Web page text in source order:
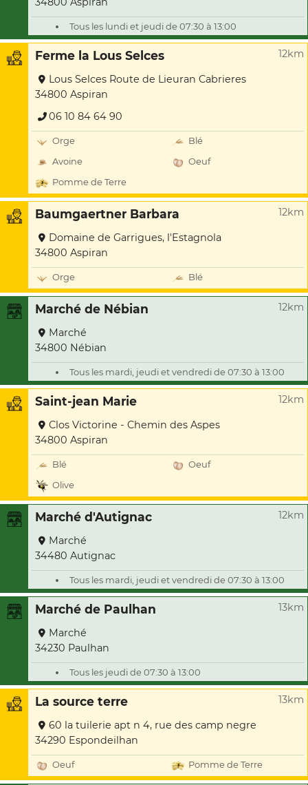
Tous les lundi et jeudi de 07:30 à 13:00
Ferme la Lous Selces 12km
Lous Selces Route de Lieuran Cabrieres
34800 Aspiran
06 10 84 64 90
Orge
Blé
Avoine
Oeuf
Pomme de Terre
Baumgaertner Barbara 12km
Domaine de Garrigues, l'Estagnola
34800 Aspiran
Orge Blé
Marché de Nébian 12km
Marché
34800 Nébian
Tous les mardi, jeudi et vendredi de 07:30 à 13:00
Saint-jean Marie 12km
Clos Victorine - Chemin des Aspes
34800 Aspiran
Blé
Oeuf
Olive
Marché d'Autignac 12km
Marché
34480 Autignac
Tous les mardi, jeudi et vendredi de 07:30 à 13:00
Marché de Paulhan 13km
Marché
34230 Paulhan
Tous les jeudi de 07:30 à 13:00
La source terre 13km
60 la tuilerie apt n 4, rue des camp negre
34290 Espondeilhan
Oeuf Pomme de Terre